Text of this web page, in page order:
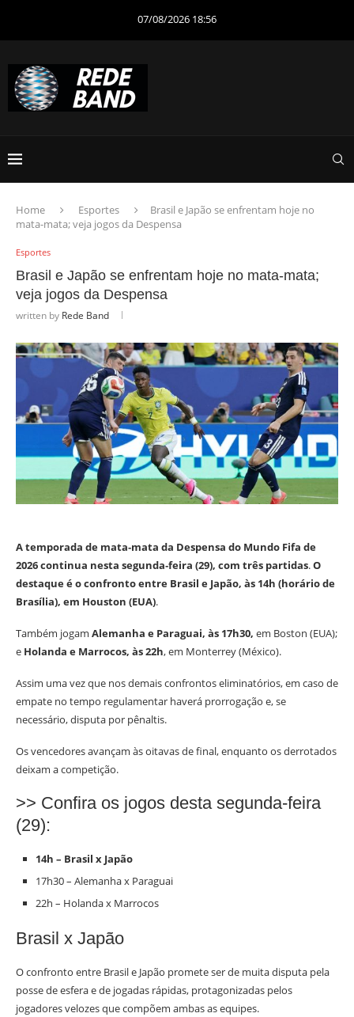
07/08/2026 18:56
Home Esportes
Brasil e Japão se enfrentam hoje no
mata-mata; veja jogos da Despensa
Esportes
Brasil e Japão se enfrentam hoje no mata-mata;
veja jogos da Despensa
written by Rede Band
A temporada de mata‑mata da Despensa do Mundo Fifa de
2026 continua nesta segunda‑feira (29), com três partidas.O
destaque é o confronto entre Brasil e Japão, às 14h (horário de
Brasília), em Houston (EUA).
Também jogam Alemanha e Paraguai, às 17h30, em Boston (EUA);
e Holanda e Marrocos, às 22h, em Monterrey (México).
Assim uma vez que nos demais confrontos eliminatórios, em caso de
empate no tempo regulamentar haverá prorrogação e, se
necessário, disputa por pênaltis.
Os vencedores avançam às oitavas de final, enquanto os derrotados
deixam a competição.
>> Confira os jogos desta segunda-feira
(29):
14h – Brasil x Japão
17h30 – Alemanha x Paraguai
22h – Holanda x Marrocos
Brasil x Japão
O confronto entre Brasil e Japão promete ser de muita disputa pela
posse de esfera e de jogadas rápidas, protagonizadas pelos
jogadores velozes que compõem ambas as equipes.